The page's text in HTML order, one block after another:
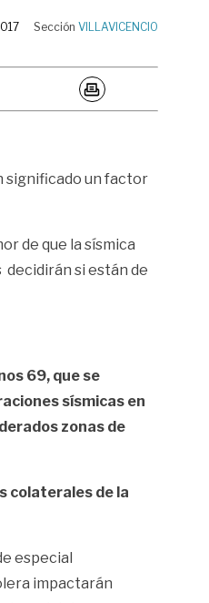
Sección VILLAVICENCIO
significado un factor
de que la sísmica
si están de
69, que se
sísmicas en
zonas de
colaterales de la
especial
impactarán